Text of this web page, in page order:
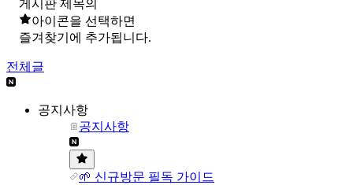
게시판 제목의
아이콘을 선택하면
즐겨찾기에 추가됩니다.
전체글
공지사항
공지사항
🌱 신규방문 필독 가이드